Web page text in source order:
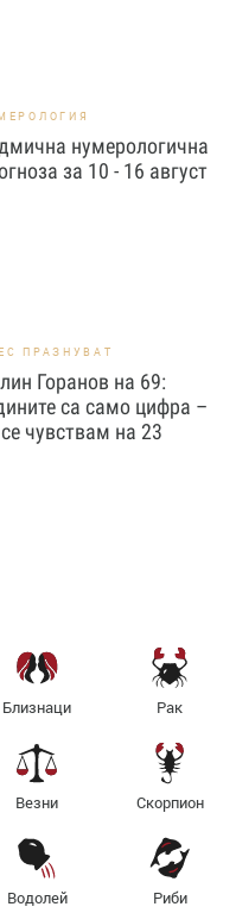
нумерологична
за 10 - 16 август
ПРАЗНУВАТ
Горанов на 69:
са само цифра –
чувствам на 23
Близнаци Рак
Везни Скорпион
Водолей Риби